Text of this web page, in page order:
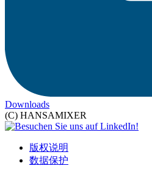
Downloads
(C) HANSAMIXER
版权说明
数据保护